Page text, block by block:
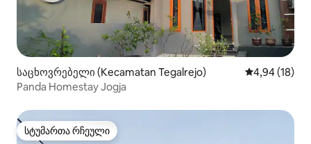
საცხოვრებელი (Kecamatan Tegalrejo) საშუალო
4,94 (18)
Panda Homestay Jogja
სტუმართა რჩეული
სტუმართა რჩეული